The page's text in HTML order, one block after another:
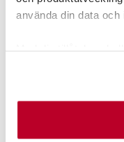
använda din data och
Identifiera din
specifika
Ta reda på mer om
Kundklubbpris!